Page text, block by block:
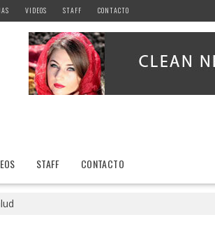
VIDEOS STAFF CONTACTO
STAFF CONTACTO